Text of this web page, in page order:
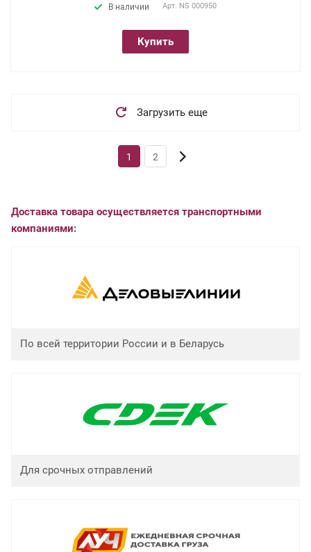
В наличии Арт. NS 000950
Купить
Загрузить еще
1 2
Доставка товара осуществляется транспортными
компаниями:
По всей территории России и в Беларусь
Для срочных отправлений